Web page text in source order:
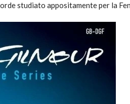
studiato appositamente per la